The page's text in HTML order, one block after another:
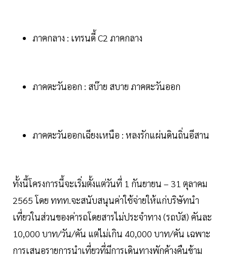
ภาคกลาง : เทรนดี้ C2 ภาคกลาง
ภาคตะวันออก : สบ๊าย สบาย ภาคตะวันออก
ภาคตะวันออกเฉียงเหนือ : หลงรักแผ่นดินถิ่นอีสาน
ทั้งนี้โครงการนี้จะเริ่มตั้งแต่วันที่ 1 กันยายน – 31 ตุลาคม
2565 โดย ททท.จะสนับสนุนค่าใช้จ่ายให้แก่บริษัทนำ
เที่ยวในส่วนของค่ารถโดยสารไม่ประจำทาง (รถบัส) คันละ
10,000 บาท/วัน/คัน แต่ไม่เกิน 40,000 บาท/คัน เฉพาะ
การเสนอรายการนำเที่ยวที่มีการเดินทางพักค้างคืนข้าม